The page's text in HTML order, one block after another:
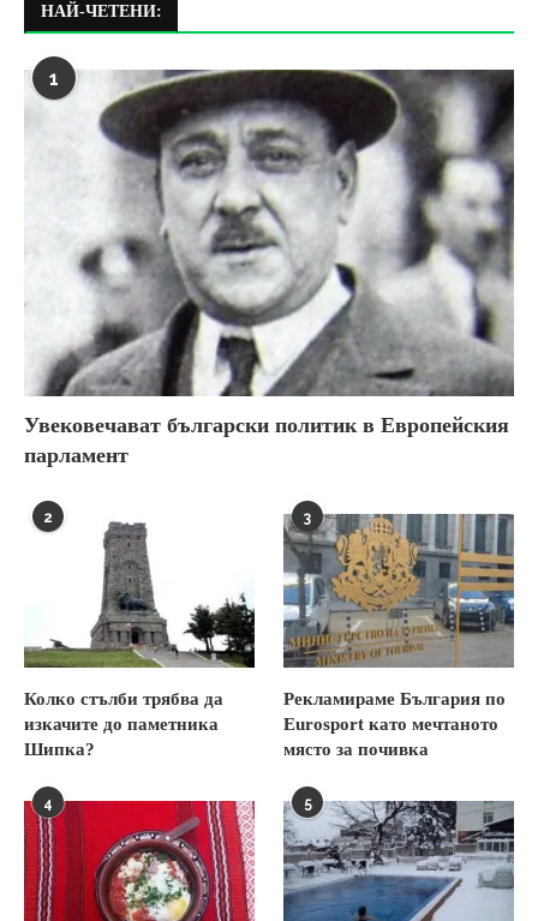
НАЙ-ЧЕТЕНИ:
1
Увековечават български политик в Европейския
парламент
2
Колко стълби трябва да
изкачите до паметника
Шипка?
3
Рекламираме България по
Eurosport като мечтаното
място за почивка
4 5